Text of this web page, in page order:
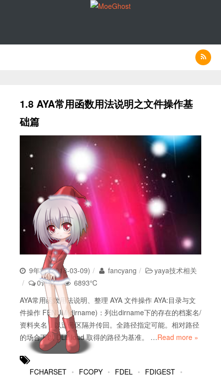
1.8 AYA常用函数用法说明之文件操作基
础篇
9年前 (2018-03-09) fancyang
yaya技术相关
0评论
6893℃
AYA常用函数用法说明、整理 AYA 文件操作 AYA:目录与文
件操作 FENUM(dirname)：列出dirname下的存在的档案名/
资料夹名，以逗号区隔并传回。全路径指定可能。相对路径
的场合下以 DLL load 取得的路径为基准。 …Read more »
FCHARSET FCOPY FDEL
FDIGEST